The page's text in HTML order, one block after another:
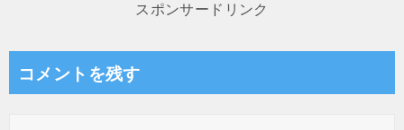
ー
スポンサードリンク
コメントを残す